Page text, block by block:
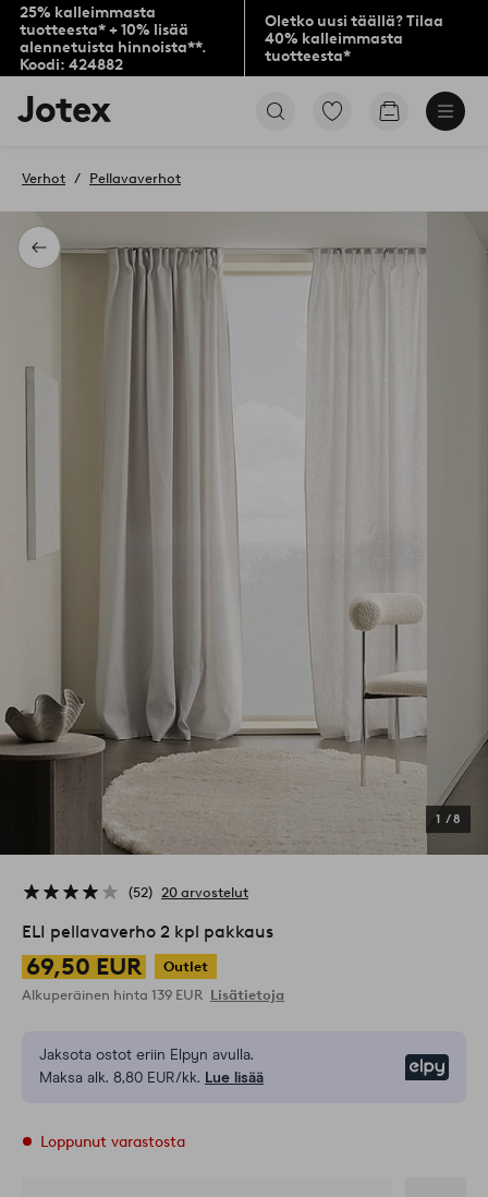
25% kalleimmasta
tuotteesta* + 10% lisää
alennetuista hinnoista**.
Koodi: 424882
Oletko uusi täällä? Tilaa
40% kalleimmasta
tuotteesta*
Jotex-
logo
aloitussivulle
Siirry
Siirry
Takaisin
Verhot Pellavaverhot
1 /8
52 20 arvostelut
ELI pellavaverho 2 kpl pakkaus
69,50 EUR
Outlet
Alkuperäinen hinta 139 EUR Lisätietoja
Jaksota ostot eriin Elpyn avulla.
Maksa alk. 8,80 EUR/kk. Lue lisää
Loppunut varastosta